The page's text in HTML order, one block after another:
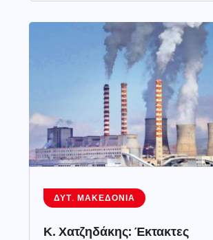
ΔΥΤ. ΜΑΚΕΔΟΝΊΑ
Κ. Χατζηδάκης: Έκτακτες